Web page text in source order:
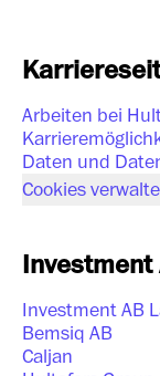
Arbeiten bei
Daten und
Cookies
Investment
Investment AB
Bemsiq AB
Caljan